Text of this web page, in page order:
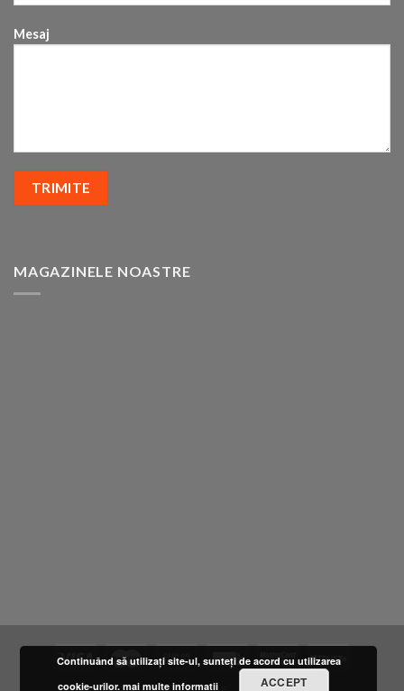
Mesaj
MAGAZINELE NOASTRE
Continuând să utilizați site-ul, sunteți de acord cu utilizarea
cookie-urilor. mai multe informatii ACCEPT